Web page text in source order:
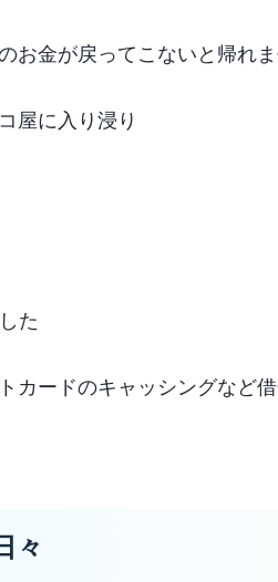
お金が戻ってこないと帰れま
屋に入り浸り
た
カードのキャッシングなど
々